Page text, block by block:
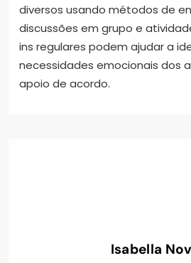
diversos usando métodos de
discussões em grupo e
ins regulares podem ajudar a
necessidades emocionais dos
apoio de acordo.
Isabella